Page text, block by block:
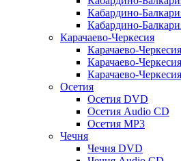
Кабардино-
Кабардино-
Карачаево-Черкесия
Карачаево-
Карачаево-
Карачаево-
Осетия
Осетия DVD
Осетия Audio CD
Осетия MP3
Чечня
Чечня DVD